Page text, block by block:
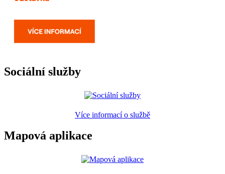
Sociální služby
Více informací o službě
Mapová aplikace